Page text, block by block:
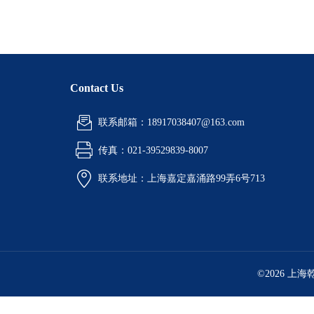
Contact Us
联系邮箱：18917038407@163.com
传真：021-39529839-8007
联系地址：上海嘉定嘉涌路99弄6号713
©2026 上海